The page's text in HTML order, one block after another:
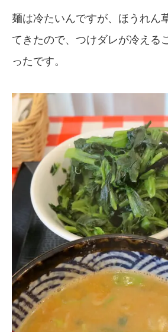
麺は冷たいんですが、ほうれん
てきたので、つけダレが冷える
ったです。